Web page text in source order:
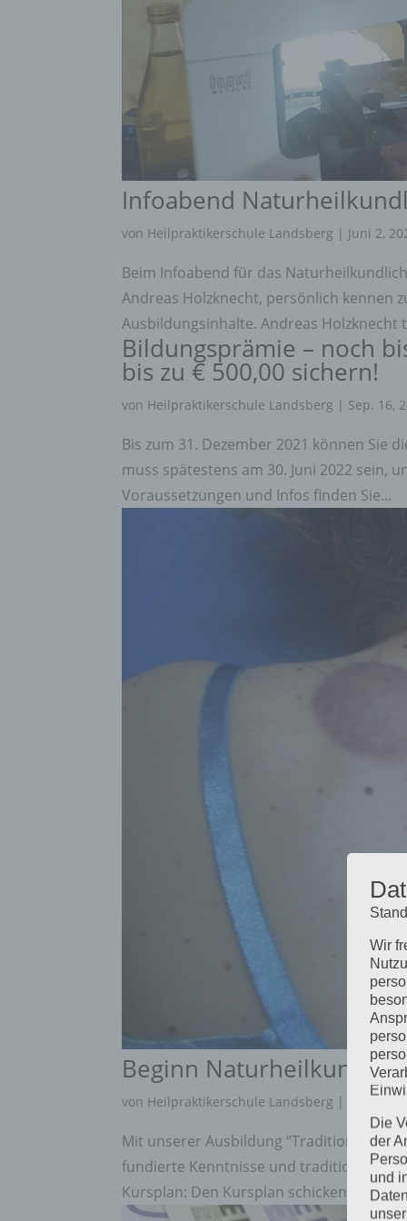
Infoabend
von Heilpraktikerschule Landsberg | Juni 2,
Beim Infoabend für das
Andreas Holzknecht, persönlich kennen
Ausbildungsinhalte. Andreas
Bildungsprämie – noch
bis zu € 500,00 sichern!
von Heilpraktikerschule Landsberg | Sep. 16,
Bis zum 31. Dezember 2021 können Sie
muss spätestens am 30. Juni 2022 sein,
Voraussetzungen und Infos finden Sie...
Beginn
von Heilpraktikerschule Landsberg |
Mit unserer Ausbildung “Traditionelle
fundierte Kenntnisse und traditionelles
Kursplan: Den Kursplan schicken wir
Wir
Die
der
und